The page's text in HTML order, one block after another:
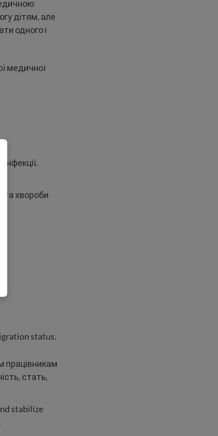
дітям, але
одного і
медичної
та хвороби
status.
працівникам
стать,
stabilize